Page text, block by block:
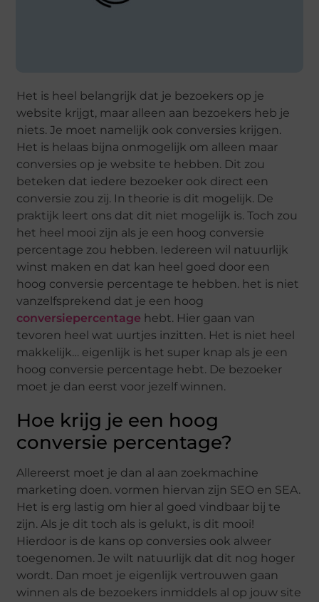
Het is heel belangrijk dat je bezoekers op je
website krijgt, maar alleen aan bezoekers heb je
niets. Je moet namelijk ook conversies krijgen.
Het is helaas bijna onmogelijk om alleen maar
conversies op je website te hebben. Dit zou
beteken dat iedere bezoeker ook direct een
conversie zou zij. In theorie is dit mogelijk. De
praktijk leert ons dat dit niet mogelijk is. Toch zou
het heel mooi zijn als je een hoog conversie
percentage zou hebben. Iedereen wil natuurlijk
winst maken en dat kan heel goed door een
hoog conversie percentage te hebben. het is niet
vanzelfsprekend dat je een hoog
conversiepercentage hebt. Hier gaan van
tevoren heel wat uurtjes inzitten. Het is niet heel
makkelijk… eigenlijk is het super knap als je een
hoog conversie percentage hebt. De bezoeker
moet je dan eerst voor jezelf winnen.
Hoe krijg je een hoog
conversie percentage?
Allereerst moet je dan al aan zoekmachine
marketing doen. vormen hiervan zijn SEO en SEA.
Het is erg lastig om hier al goed vindbaar bij te
zijn. Als je dit toch als is gelukt, is dit mooi!
Hierdoor is de kans op conversies ook alweer
toegenomen. Je wilt natuurlijk dat dit nog hoger
wordt. Dan moet je eigenlijk vertrouwen gaan
winnen als de bezoekers inmiddels al op jouw site